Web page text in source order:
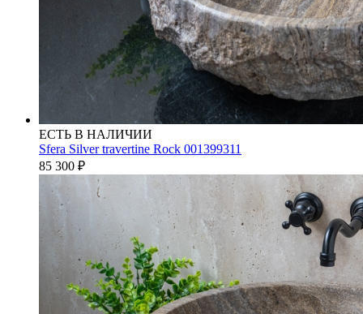
ЕСТЬ В НАЛИЧИИ
Sfera Silver travertine Rock 001399311
85 300 ₽